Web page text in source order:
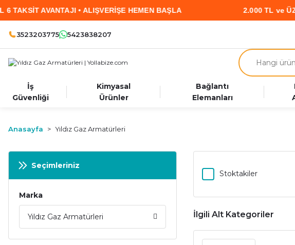
• ALIŞVERİŞE HEMEN BAŞLA 2.000 TL ve ÜZERİ
3523203775 5423838207
İş
Güvenliği
Kimyasal
Ürünler
Bağlantı
Elemanları
Anasayfa Yıldız Gaz Armatürleri
Seçimleriniz
Marka
Yıldız Gaz Armatürleri
Stoktakiler
İlgili Alt Kategoriler